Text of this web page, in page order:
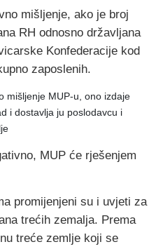
mišljenje, ako je broj
RH odnosno državljana
Konfederacije kod
zaposlenih.
mišljenje MUP-u, ono izdaje
i dostavlja ju poslodavcu i
MUP će rješenjem
promijenjeni su i uvjeti za
trećih zemalja. Prema
treće zemlje koji se